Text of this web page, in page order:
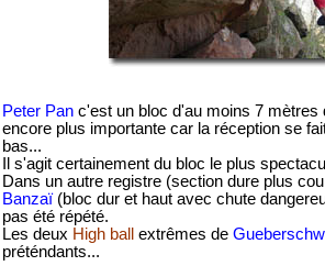
Peter Pan c'est un bloc d'au moins 7 mètres
encore plus importante car la réception se
bas...
Il s'agit certainement du bloc le plus
Dans un autre registre (section dure plus
Banzaï(bloc dur et haut avec chute
pas été répété.
Les deux High ball extrêmes de
préténdants...